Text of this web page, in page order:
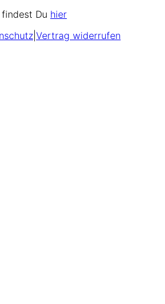
Du hier
Vertrag widerrufen